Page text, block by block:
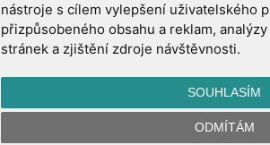
nástroje s cílem vylepšení uživatelského
přizpůsobeného obsahu a reklam,
stránek a zjištění zdroje návštěvnosti.
SOUHLASÍM
ODMÍTÁM